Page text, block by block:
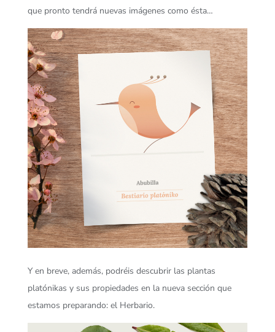
que pronto tendrá nuevas imágenes como ésta…
Y en breve, además, podréis descubrir las plantas
platónikas y sus propiedades en la nueva sección que
estamos preparando: el Herbario.